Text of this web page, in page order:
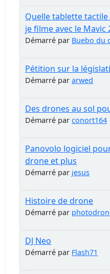
Quelle tablette
je filme avec le Mavic
Démarré par Buebo du
Pétition sur la
Démarré pararwed
Des drones au sol
Démarré parconort164
Panovolo logiciel
drone et plus
Démarré par jesus
Histoire de drone
Démarré par
DJ Neo
Démarré par Flash71